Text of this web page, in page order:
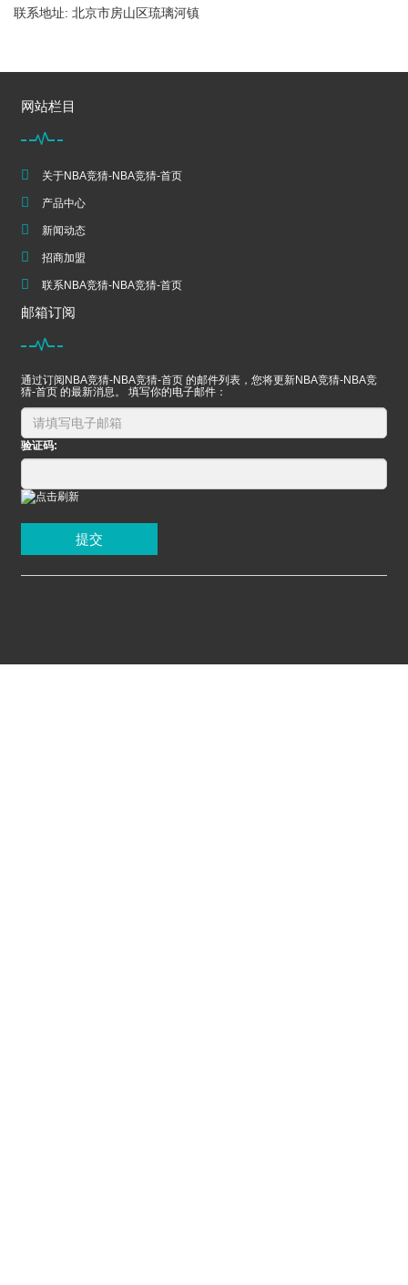
联系地址: 北京市房山区琉璃河镇
网站栏目
关于NBA竞猜-NBA竞猜-首页
产品中心
新闻动态
招商加盟
联系NBA竞猜-NBA竞猜-首页
邮箱订阅
通过订阅NBA竞猜-NBA竞猜-首页 的邮件列表，您将更新NBA竞猜-NBA竞
猜-首页 的最新消息。 填写你的电子邮件：
验证码:
提交